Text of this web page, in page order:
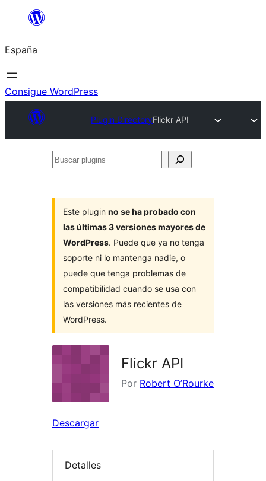
Saltar
contenido
España
Consigue WordPress
Plugin DirectoryFlickr API
Buscar
Este plugin no se ha probado con
las últimas 3 versiones mayores de
WordPress. Puede que ya no tenga
soporte ni lo mantenga nadie, o
puede que tenga problemas de
compatibilidad cuando se usa con
las versiones más recientes de
WordPress.
Flickr API
Por Robert O’Rourke
Descargar
Detalles